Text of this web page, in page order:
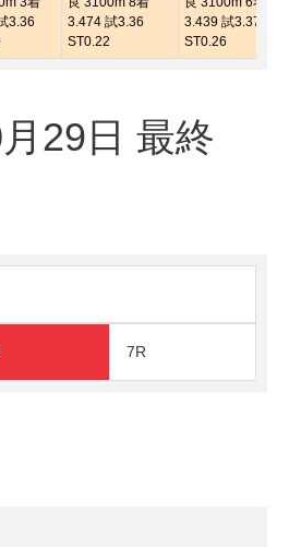
3.36
3.474 試3.36
ST0.22
3.439 試3.37
ST0.26
29日 最終
7R